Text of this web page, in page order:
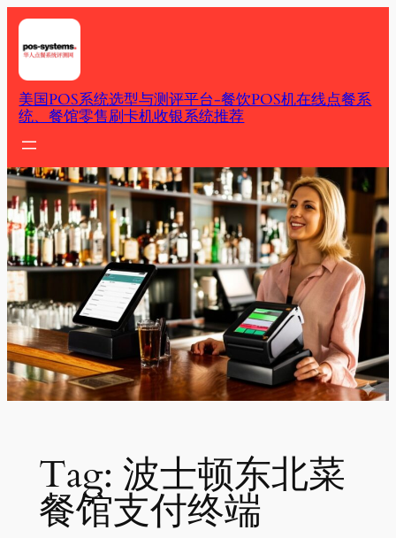
Skip
content
美国POS系统选型与测评平台-餐饮POS机在线点餐系
统、餐馆零售刷卡机收银系统推荐
Tag: 波士顿东北菜
餐馆支付终端